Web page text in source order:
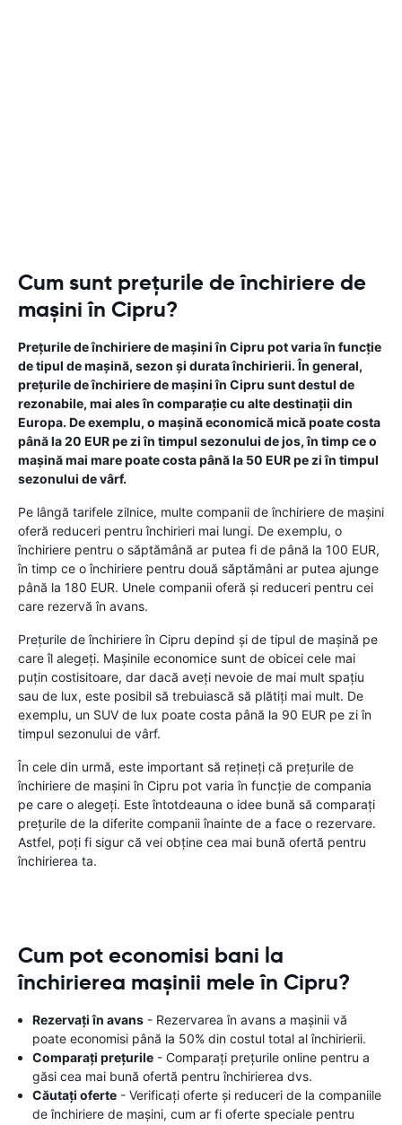
Cum sunt prețurile de închiriere de
mașini în Cipru?
Prețurile de închiriere de mașini în Cipru pot varia în funcție
de tipul de mașină, sezon și durata închirierii. În general,
prețurile de închiriere de mașini în Cipru sunt destul de
rezonabile, mai ales în comparație cu alte destinații din
Europa. De exemplu, o mașină economică mică poate costa
până la 20 EUR pe zi în timpul sezonului de jos, în timp ce o
mașină mai mare poate costa până la 50 EUR pe zi în timpul
sezonului de vârf.
Pe lângă tarifele zilnice, multe companii de închiriere de mașini
oferă reduceri pentru închirieri mai lungi. De exemplu, o
închiriere pentru o săptămână ar putea fi de până la 100 EUR,
în timp ce o închiriere pentru două săptămâni ar putea ajunge
până la 180 EUR. Unele companii oferă și reduceri pentru cei
care rezervă în avans.
Prețurile de închiriere în Cipru depind și de tipul de mașină pe
care îl alegeți. Mașinile economice sunt de obicei cele mai
puțin costisitoare, dar dacă aveți nevoie de mai mult spațiu
sau de lux, este posibil să trebuiască să plătiți mai mult. De
exemplu, un SUV de lux poate costa până la 90 EUR pe zi în
timpul sezonului de vârf.
În cele din urmă, este important să rețineți că prețurile de
închiriere de mașini în Cipru pot varia în funcție de compania
pe care o alegeți. Este întotdeauna o idee bună să comparați
prețurile de la diferite companii înainte de a face o rezervare.
Astfel, poți fi sigur că vei obține cea mai bună ofertă pentru
închirierea ta.
Cum pot economisi bani la
închirierea mașinii mele în Cipru?
Rezervați în avans - Rezervarea în avans a mașinii vă
poate economisi până la 50% din costul total al închirierii.
Comparați prețurile - Comparați prețurile online pentru a
găsi cea mai bună ofertă pentru închirierea dvs.
Căutați oferte - Verificați oferte și reduceri de la companiile
de închiriere de mașini, cum ar fi oferte speciale pentru